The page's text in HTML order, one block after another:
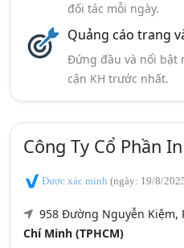
đối tác mỗi ngày.
Quảng cáo trang
Đứng đầu và nổi bật
cận KH trước nhất.
Công Ty Cổ Phần
Được xác minh (ngày: 19/8/
958 Đường Nguyễn Kiệm,
Chí Minh (TPHCM)